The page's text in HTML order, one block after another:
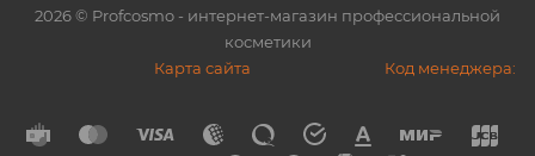
2026© Profcosmo - интернет-магазин профессиональной
косметики
Карта сайта
Код менеджера: